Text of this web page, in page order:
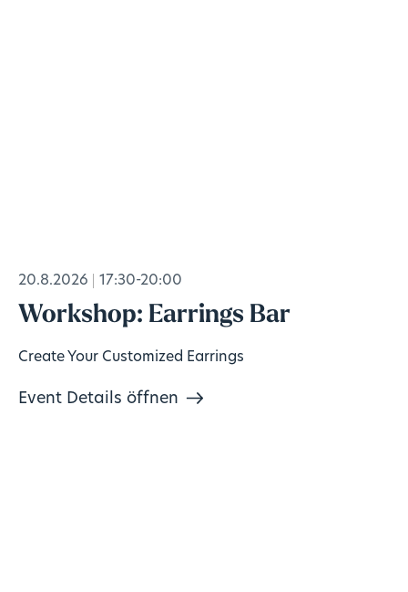
20.8.2026 17:30-20:00
Workshop: Earrings Bar
Create Your Customized Earrings
Event Details öffnen